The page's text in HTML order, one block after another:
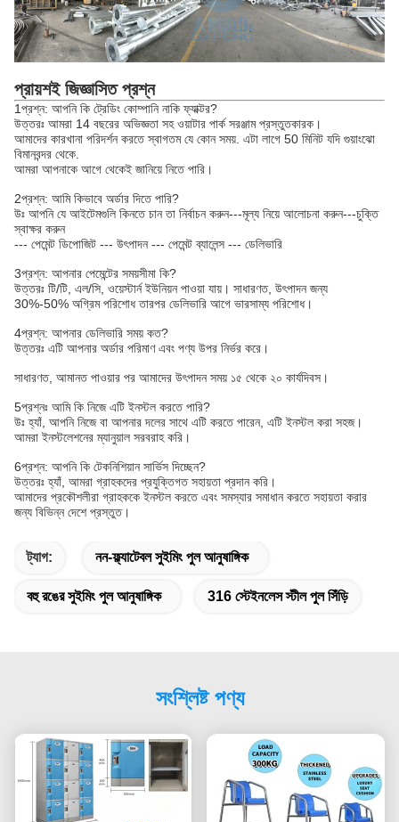
প্রায়শই জিজ্ঞাসিত প্রশ্ন
1প্রশ্ন: আপনি কি ট্রেডিং কোম্পানি নাকি ফ্যাক্টর?
উত্তরঃ আমরা 14 বছরের অভিজ্ঞতা সহ ওয়াটার পার্ক সরঞ্জাম প্রস্তুতকারক।
আমাদের কারখানা পরিদর্শন করতে স্বাগতম যে কোন সময়. এটা লাগে 50 মিনিট যদি গুয়াংঝো
বিমানবন্দর থেকে.
আমরা আপনাকে আগে থেকেই জানিয়ে নিতে পারি।
2প্রশ্ন: আমি কিভাবে অর্ডার দিতে পারি?
উঃ আপনি যে আইটেমগুলি কিনতে চান তা নির্বাচন করুন---মূল্য নিয়ে আলোচনা করুন---চুক্তি
স্বাক্ষর করুন
--- পেমেন্ট ডিপোজিট --- উৎপাদন --- পেমেন্ট ব্যালেন্স --- ডেলিভারি
3প্রশ্ন: আপনার পেমেন্টের সময়সীমা কি?
উত্তরঃ টি/টি, এল/সি, ওয়েস্টার্ন ইউনিয়ন পাওয়া যায়। সাধারণত, উৎপাদন জন্য
30%-50% অগ্রিম পরিশোধ তারপর ডেলিভারি আগে ভারসাম্য পরিশোধ।
4প্রশ্ন: আপনার ডেলিভারি সময় কত?
উত্তরঃ এটি আপনার অর্ডার পরিমাণ এবং পণ্য উপর নির্ভর করে।
সাধারণত, আমানত পাওয়ার পর আমাদের উৎপাদন সময় ১৫ থেকে ২০ কার্যদিবস।
5প্রশ্নঃ আমি কি নিজে এটি ইনস্টল করতে পারি?
উঃ হ্যাঁ, আপনি নিজে বা আপনার দলের সাথে এটি করতে পারেন, এটি ইনস্টল করা সহজ।
আমরা ইনস্টলেশনের ম্যানুয়াল সরবরাহ করি।
6প্রশ্ন: আপনি কি টেকনিশিয়ান সার্ভিস দিচ্ছেন?
উত্তরঃ হ্যাঁ, আমরা গ্রাহকদের প্রযুক্তিগত সহায়তা প্রদান করি।
আমাদের প্রকৌশলীরা গ্রাহককে ইনস্টল করতে এবং সমস্যার সমাধান করতে সহায়তা করার
জন্য বিভিন্ন দেশে প্রস্তুত।
ট্যাগ: নন-ফ্ল্যাটেবল সুইমিং পুল আনুষাঙ্গিক
বহু রঙের সুইমিং পুল আনুষাঙ্গিক 316 স্টেইনলেস স্টীল পুল সিঁড়ি
সংশ্লিষ্ট পণ্য